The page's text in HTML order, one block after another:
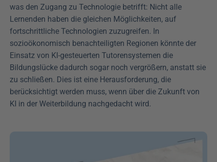
was den Zugang zu Technologie betrifft: Nicht alle
Lernenden haben die gleichen Möglichkeiten, auf
fortschrittliche Technologien zuzugreifen. In
sozioökonomisch benachteiligten Regionen könnte der
Einsatz von KI-gesteuerten Tutorensystemen die
Bildungslücke dadurch sogar noch vergrößern, anstatt sie
zu schließen. Dies ist eine Herausforderung, die
berücksichtigt werden muss, wenn über die Zukunft von
KI in der Weiterbildung nachgedacht wird.